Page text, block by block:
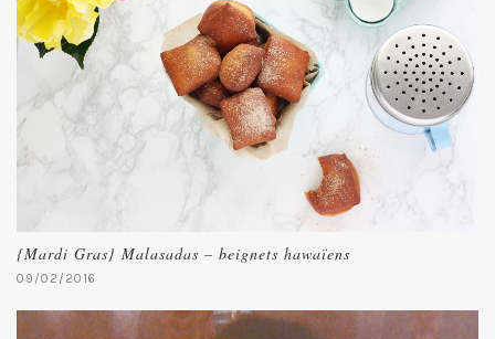
{Mardi Gras} Malasadas – beignets hawaïens
09/02/2016